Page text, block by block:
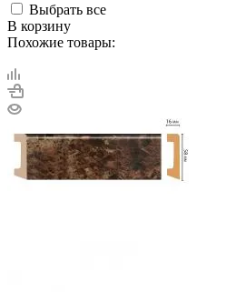
Выбрать все
В корзину
Похожие товары: